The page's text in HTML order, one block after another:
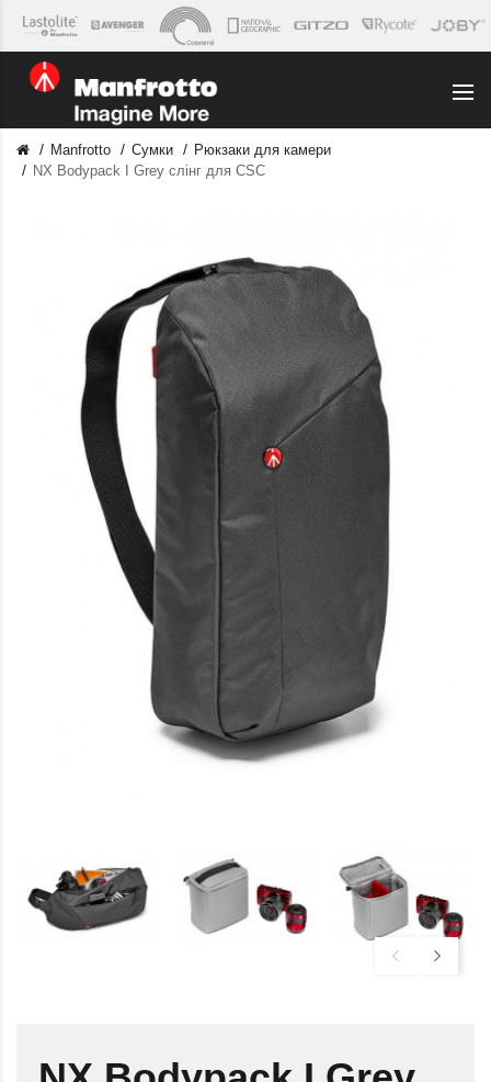
Manfrotto Сумки
Рюкзаки для камери
NX Bodypack I Grey слінг для CSC